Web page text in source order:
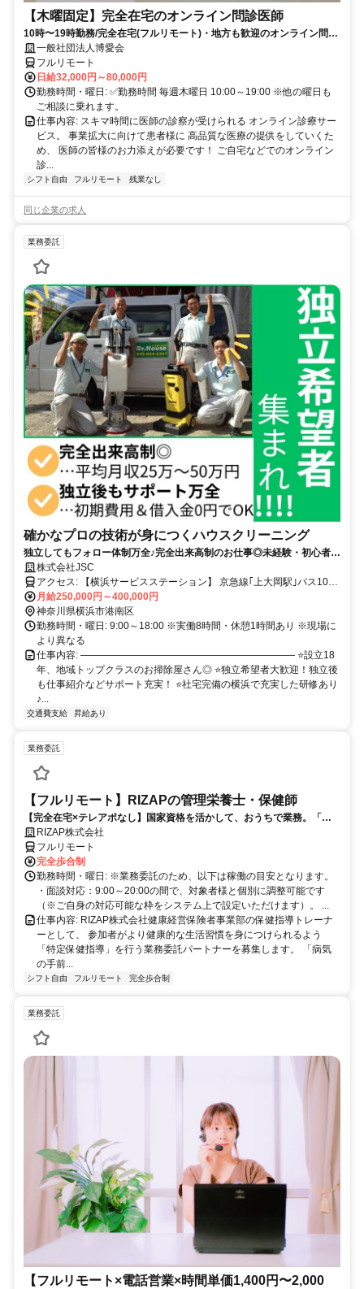
【木曜固定】完全在宅のオンライン問診医師
10時〜19時勤務/完全在宅(フルリモート)・地方も歓迎のオンライン問診
業務一般社団法人博愛会
フルリモート
日給32,000円～80,000円
勤務時間・曜日: ✅勤務時間 毎週木曜日 10:00～19:00 ※他の曜日も
ご相談に乗れます。
仕事内容: スキマ時間に医師の診察が受けられる オンライン診療サー
ビス。 事業拡大に向けて患者様に 高品質な医療の提供をしていくた
め、 医師の皆様のお力添えが必要です！ ご自宅などでのオンライン
診...
シフト自由 フルリモート 残業なし
同じ企業の求人
業務委託
確かなプロの技術が身につくハウスクリーニング
独立してもフォロー体制万全♪完全出来高制のお仕事◎未経験・初心者か
らのスタートもOK✨プロの技術を伝授します！
株式会社JSC
アクセス: 【横浜サービスステーション】 京急線｢上大岡駅｣バス10分
｢打越バス停｣下車徒歩3分 ※横浜駅、戸部駅、日ノ出町駅、 黄金町
駅、弘明寺駅、杉田駅、 京急富岡駅、金沢文庫駅、金沢八景駅、 追
浜駅などからもアクセス便利です！
月給250,000円～400,000円
神奈川県横浜市港南区
勤務時間・曜日: 9:00～18:00 ※実働8時間・休憩1時間あり ※現場に
より異なる
仕事内容: ―――――――――――――――――――――― ⭐設立18
年、地域トップクラスのお掃除屋さん◎ ⭐独立希望者大歓迎！独立後
も仕事紹介などサポート充実！ ⭐社宅完備の横浜で充実した研修あり
♪...
交通費支給 昇給あり
業務委託
【フルリモート】RIZAPの管理栄養士・保健師
【完全在宅×テレアポなし】国家資格を活かして、おうちで業務。「も
う一つの安心」を。主婦・Wワーカー活躍中！「平日の日中だけ」「夕
方以降の数時間だけ」など、生活リズムに合わせた時間調整が可能で
す。1件ごとの成果報酬型だから、頑張った分だけ手応えのある収入
に。充実のサポート体制で、安心の在宅ワークを始めませんか？
RIZAP株式会社
フルリモート
完全歩合制
勤務時間・曜日: ※業務委託のため、以下は稼働の目安となります。
・面談対応：9:00～20:00の間で、対象者様と個別に調整可能です
（※ご自身の対応可能な枠をシステム上で設定いただけます）。 ...
仕事内容: RIZAP株式会社健康経営保険者事業部の保健指導トレーナ
ーとして、 参加者がより健康的な生活習慣を身につけられるよう
「特定保健指導」を行う業務委託パートナーを募集します。 「病気
の手前...
シフト自由 フルリモート 完全歩合制
業務委託
【フルリモート×電話営業×時間単価1,400円〜2,000